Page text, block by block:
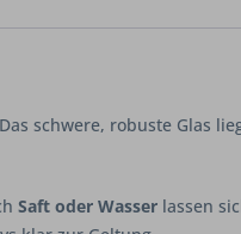
schwere, robuste Glas
Saft oder Wasser lassen